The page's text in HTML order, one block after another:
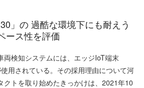
」の 過酷な環境下にも耐えう
ース性を評価
両検知システムには、エッジIoT端末
用されている。その採用理由について河
クトを取り始めたきっかけは、2021年10